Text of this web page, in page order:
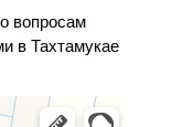
вопросам
в Тахтамукае